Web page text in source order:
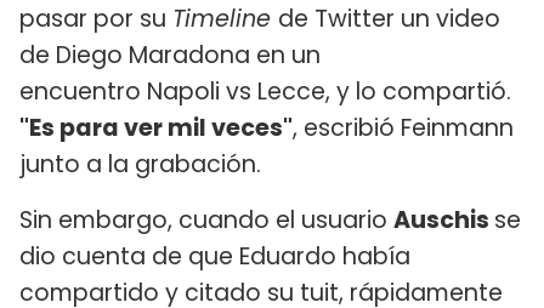
pasar por su Timeline de Twitter un video
de Diego Maradona en un
encuentro Napoli vs Lecce, y lo compartió.
"Es para ver mil veces", escribió Feinmann
junto a la grabación.
Sin embargo, cuando el usuario Auschis se
dio cuenta de que Eduardo había
compartido y citado su tuit, rápidamente